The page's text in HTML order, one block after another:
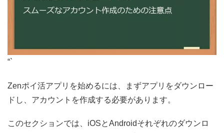
“`
Zenポイ活アプリを始めるには、まずアプリをダウンロー
ドし、アカウントを作成する必要があります。
このセクションでは、iOSとAndroidそれぞれのダウンロ